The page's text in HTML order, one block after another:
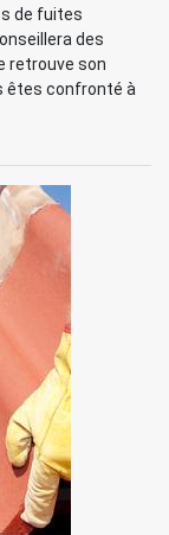
de fuites
des
retrouve son
êtes confronté à